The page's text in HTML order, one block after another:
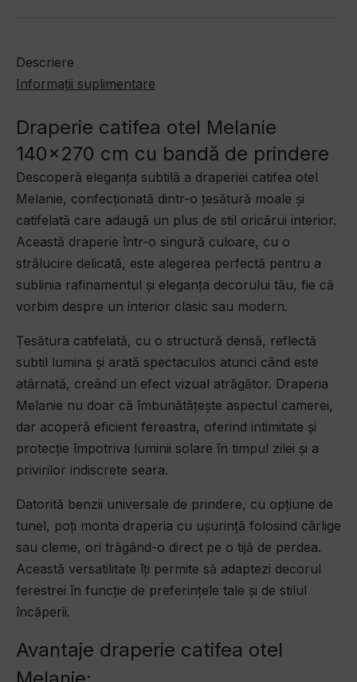
Descriere
Informații suplimentare
Draperie catifea otel Melanie
140×270 cm cu bandă de prindere
Descoperă eleganța subtilă a draperiei catifea otel
Melanie, confecționată dintr-o țesătură moale și
catifelată care adaugă un plus de stil oricărui interior.
Această draperie într-o singură culoare, cu o
strălucire delicată, este alegerea perfectă pentru a
sublinia rafinamentul și eleganța decorului tău, fie că
vorbim despre un interior clasic sau modern.
Țesătura catifelată, cu o structură densă, reflectă
subtil lumina și arată spectaculos atunci când este
atârnată, creând un efect vizual atrăgător. Draperia
Melanie nu doar că îmbunătățește aspectul camerei,
dar acoperă eficient fereastra, oferind intimitate și
protecție împotriva luminii solare în timpul zilei și a
privirilor indiscrete seara.
Datorită benzii universale de prindere, cu opțiune de
tunel, poți monta draperia cu ușurință folosind cârlige
sau cleme, ori trăgând-o direct pe o tijă de perdea.
Această versatilitate îți permite să adaptezi decorul
ferestrei în funcție de preferințele tale și de stilul
încăperii.
Avantaje draperie catifea otel